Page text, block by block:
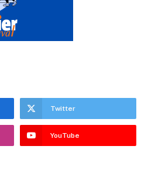
Twitter
YouTube